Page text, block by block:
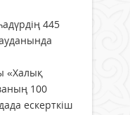
445
«Халық
100
ескерткіш